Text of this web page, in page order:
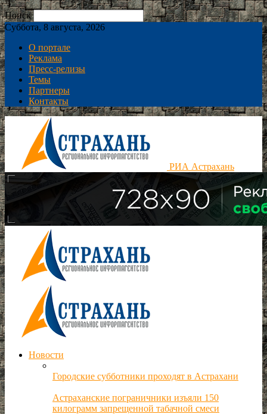
Поиск
Суббота, 8 августа, 2026
О портале
Реклама
Пресс-релизы
Темы
Партнеры
Контакты
РИА Астрахань
Новости
Городские субботники проходят в Астрахани
Астраханские пограничники изъяли 150
килограмм запрещенной табачной смеси